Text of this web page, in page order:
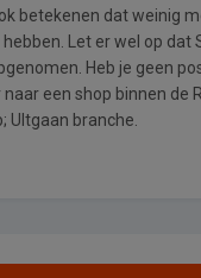
betekenen dat weinig
Let er wel op dat
Heb je geen
een shop binnen de
UItgaan branche.